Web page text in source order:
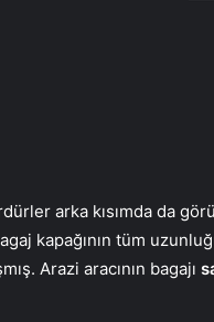
arka kısımda da
kapağının tüm
Arazi aracının bagajı